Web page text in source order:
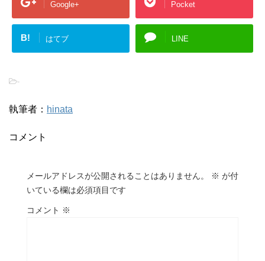
Google+ Pocket
B! はてブ LINE
-
執筆者： hinata
コメント
メールアドレスが公開されることはありません。 ※ が付
いている欄は必須項目です
コメント ※